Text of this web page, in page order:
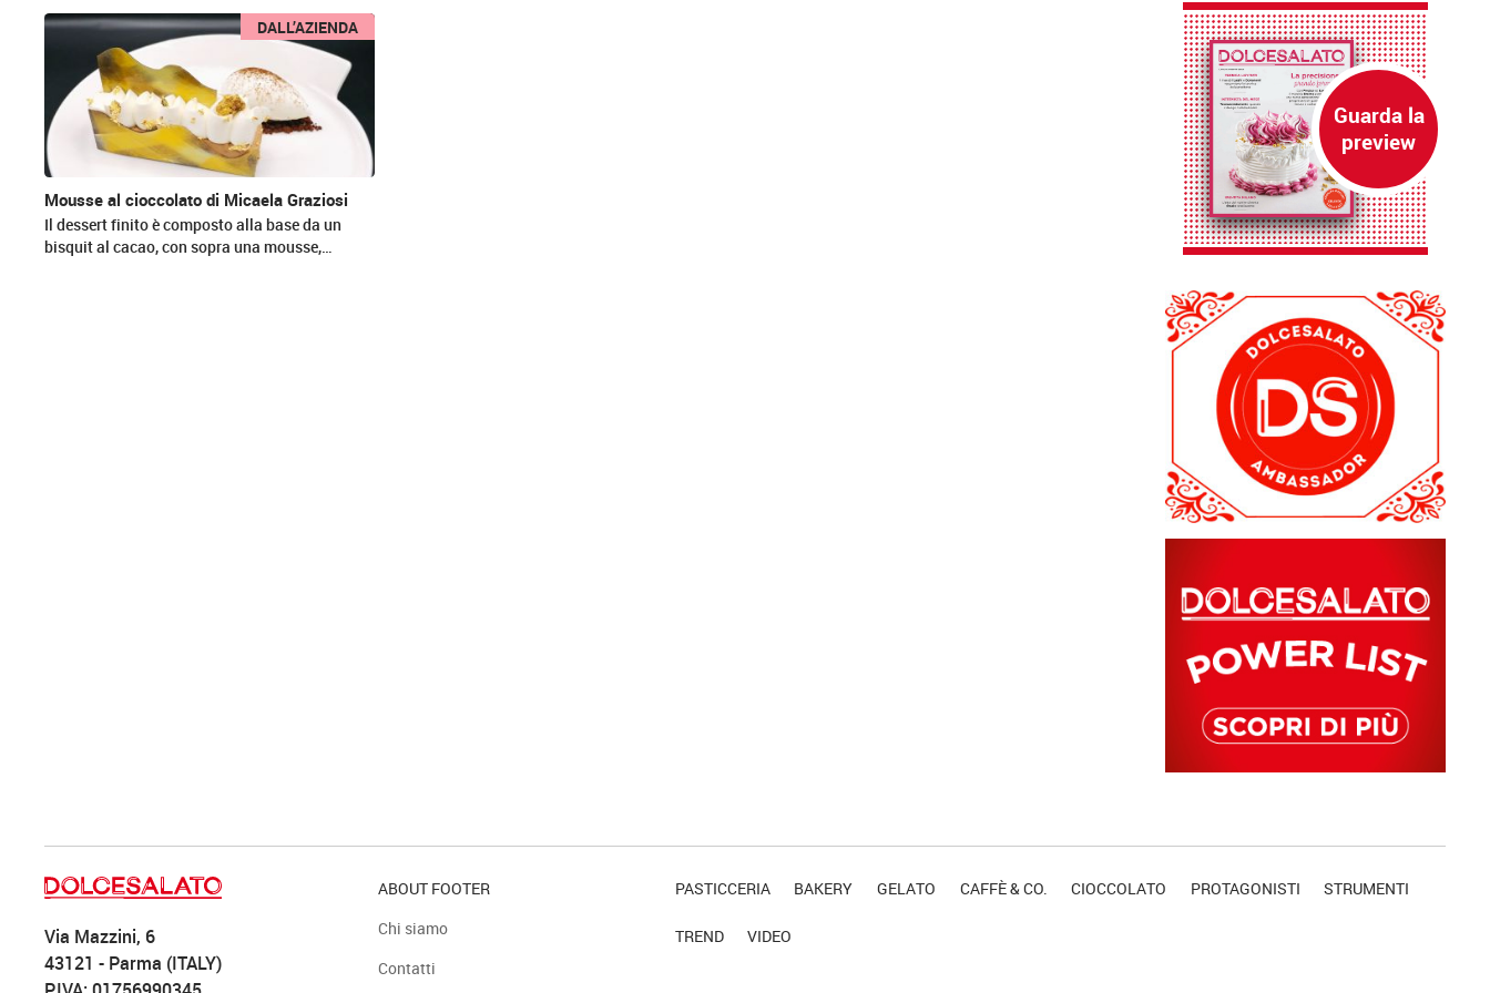
News DALL’AZIENDA
Mousse al cioccolato di Micaela Graziosi
Il dessert finito è composto alla base da un
bisquit al cacao, con sopra una mousse,…
Via Mazzini, 6
43121 - Parma (ITALY)
ABOUT FOOTER
Chi siamo
Contatti
PASTICCERIA BAKERY GELATO CAFFÈ & CO. CIOCCOLATO PROTAGONISTI STRUMENTI
TREND VIDEO